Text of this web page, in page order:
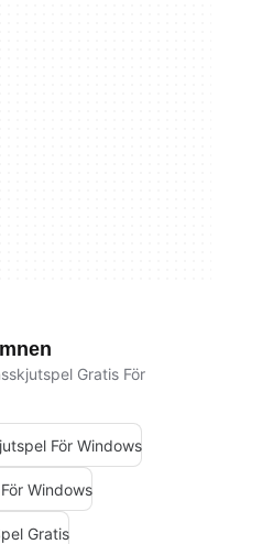
Gratis För
För Windows
Windows
Gratis